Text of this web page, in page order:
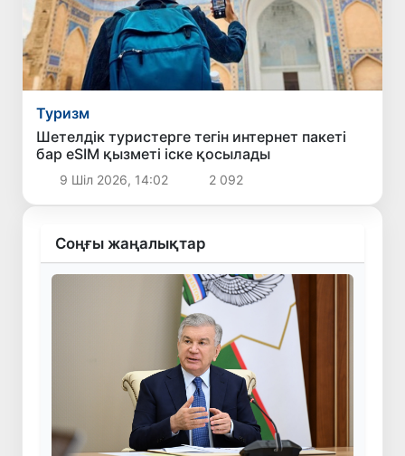
Туризм
Шетелдік туристерге тегін интернет пакеті
бар eSIM қызметі іске қосылады
9 Шіл 2026, 14:02 2 092
Соңғы жаңалықтар